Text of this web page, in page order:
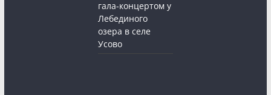
гала-концертом у
Лебединого
озера в селе
Усово